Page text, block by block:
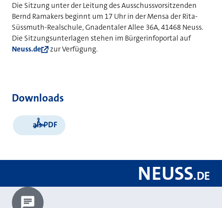
Die Sitzung unter der Leitung des Ausschussvorsitzenden
Bernd Ramakers beginnt um 17 Uhr in der Mensa der Rita-
Süssmuth-Realschule, Gnadentaler Allee 36A, 41468 Neuss.
Die Sitzungsunterlagen stehen im Bürgerinfoportal auf
Neuss.de
zur Verfügung.
Downloads
als PDF
NEUSS.DE